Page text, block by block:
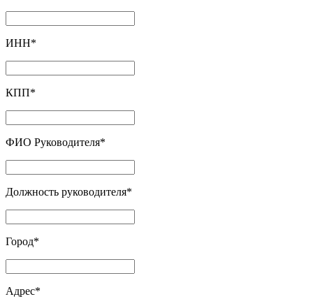
ИНН*
КПП*
ФИО Руководителя*
Должность руководителя*
Город*
Адрес*